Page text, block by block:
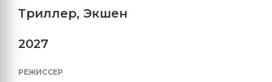
Триллер, Экшен
2027
РЕЖИССЕР